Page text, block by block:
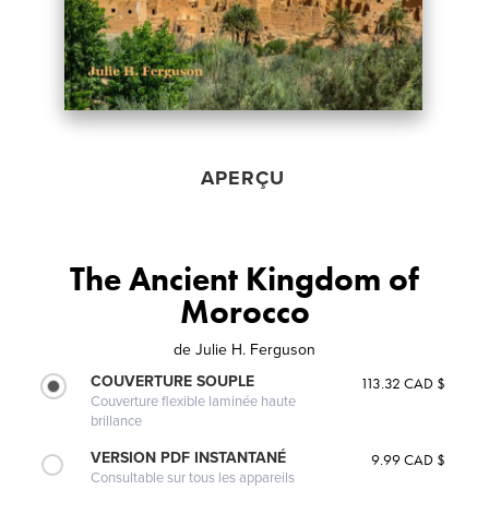
APERÇU
The Ancient Kingdom of
Morocco
de Julie H. Ferguson
COUVERTURE SOUPLE
Couverture flexible laminée haute
brillance
113.32 CAD $
VERSION PDF INSTANTANÉ
Consultable sur tous les appareils
9.99 CAD $